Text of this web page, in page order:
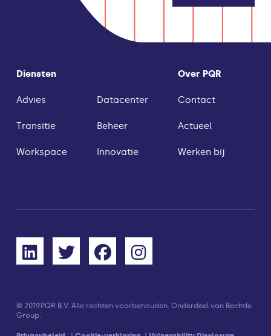
Diensten
Advies
Transitie
Workspace
Datacenter
Beheer
Innovatie
Over PQR
Contact
Actueel
Werken bij
© 2019 PQR B.V. Alle rechten voorbehouden. Onderdeel van Bechtle
Group.